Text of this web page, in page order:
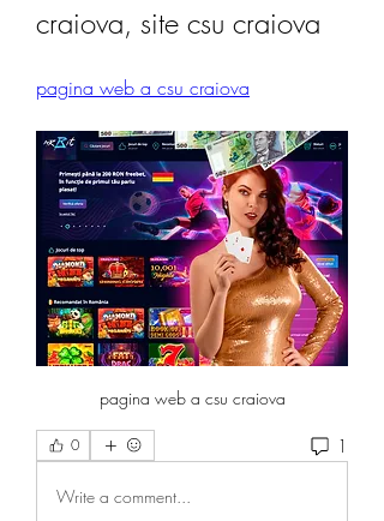
craiova, site csu craiova
pagina web a csu craiova
pagina web a csu craiova
0 1
Write a comment...